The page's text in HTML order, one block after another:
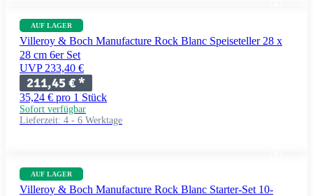
AUF LAGER
Villeroy & Boch Manufacture Rock Blanc Speiseteller 28 x
28 cm 6er Set
UVP 233,40 €
211,45 €*
35,24 € pro 1 Stück
Sofort verfügbar
Lieferzeit: 4 - 6 Werktage
AUF LAGER
Villeroy & Boch Manufacture Rock Blanc Starter-Set 10-